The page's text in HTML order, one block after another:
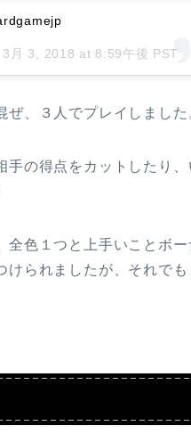
3月 3, 2018 at 8:59午後 PST
、３人でプレイしました
の得点をカットしたり、
色１つと上手いことボー
られましたが、それでも